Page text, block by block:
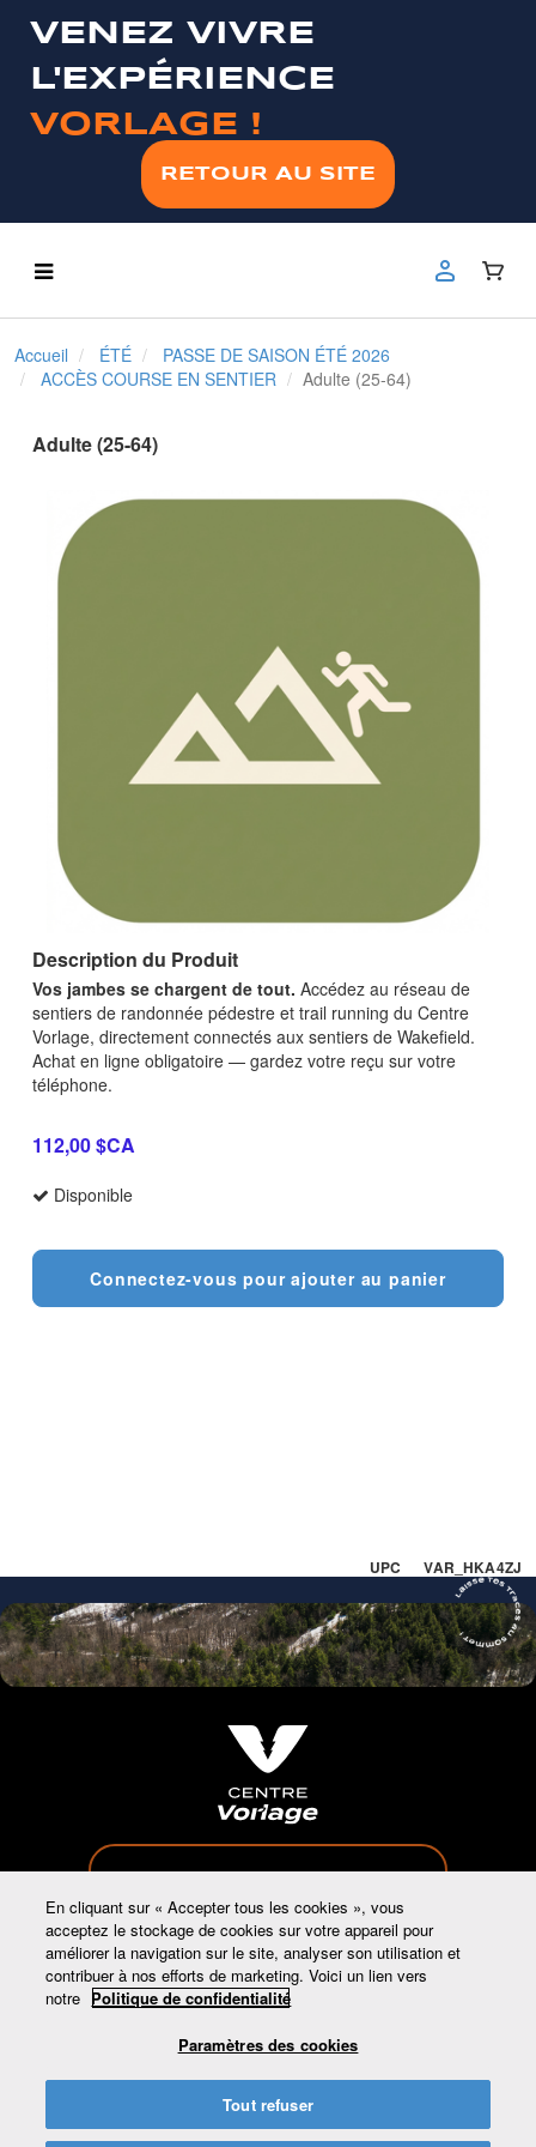
VENEZ VIVRE
L'EXPÉRIENCE
VORLAGE !
RETOUR AU SITE
Accueil ÉTÉ
PASSE DE SAISON ÉTÉ 2026
ACCÈS COURSE EN SENTIER
Adulte (25-64)
Adulte (25-64)
Description du Produit
Vos jambes se chargent de tout. Accédez au réseau de
sentiers de randonnée pédestre et trail running du Centre
Vorlage, directement connectés aux sentiers de Wakefield.
Achat en ligne obligatoire — gardez votre reçu sur votre
téléphone.
112,00 $CA
Disponible
Connectez-vous pour ajouter au panier
UPC VAR_HKA4ZJ
INFO@CENTREVORLAGE.CA
J0X3G0
En cliquant sur « Accepter tous les cookies », vous
acceptez le stockage de cookies sur votre appareil pour
améliorer la navigation sur le site, analyser son utilisation et
contribuer à nos efforts de marketing. Voici un lien vers
notre Politique de confidentialité
Paramètres des cookies
Tout refuser